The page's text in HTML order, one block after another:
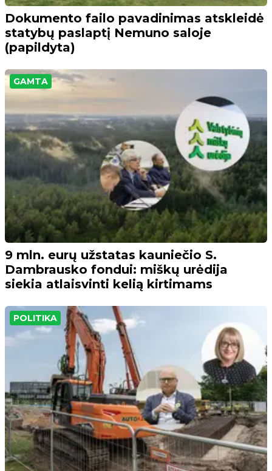
Dokumento failo pavadinimas atskleidė
statybų paslaptį Nemuno saloje
(papildyta)
GAMTA
9 mln. eurų užstatas kauniečio S.
Dambrausko fondui: miškų urėdija
siekia atlaisvinti kelią kirtimams
POLITIKA